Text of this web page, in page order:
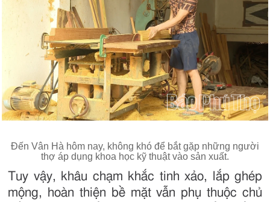
Đến Vân Hà hôm nay, không khó để bắt gặp những người
thợ áp dụng khoa học kỹ thuật vào sản xuất.
Tuy vậy, khâu chạm khắc tinh xảo, lắp ghép
mộng, hoàn thiện bề mặt vẫn phụ thuộc chủ